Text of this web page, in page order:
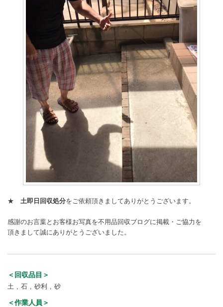
★ 土即日回収処分をご依頼頂きましてありがとうございます。
感謝のお言葉とお客様お写真を不用品回収ブログに掲載・ご協力を
頂きまして誠にありがとうございました。
＜回収品目＞
土 石 砂利 砂
＜作業人員＞